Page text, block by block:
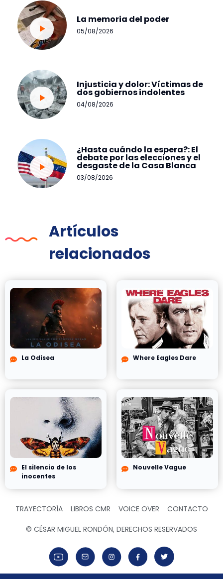
La memoria del poder
05/08/2026
Injusticia y dolor: Víctimas de
dos gobiernos indolentes
04/08/2026
¿Hasta cuándo la espera?: El
debate por las elecciones y el
desgaste de la Casa Blanca
03/08/2026
Artículos
relacionados
La Odisea Where Eagles Dare
El silencio de los
inocentes
Nouvelle Vague
TRAYECTORÍA LIBROS CMR VOICE OVER CONTACTO
© CÉSAR MIGUEL RONDÓN, DERECHOS RESERVADOS